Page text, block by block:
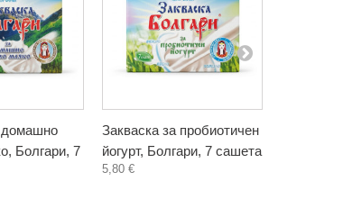
домашно
Болгари, 7
Закваска за пробиотичен
йогурт, Болгари, 7 сашета
5,80 €